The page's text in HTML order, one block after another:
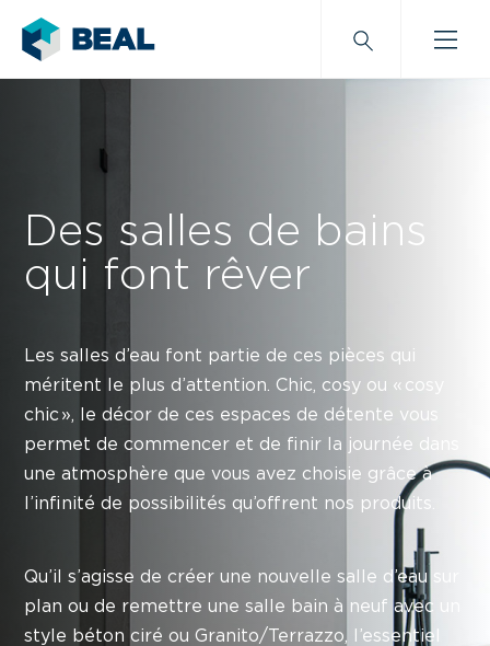
Des salles de bains
qui font rêver
Les salles d’eau font partie de ces pièces qui
méritent le plus d’attention. Chic, cosy ou « cosy
chic », le décor de ces espaces de détente vous
permet de commencer et de finir la journée dans
une atmosphère que vous avez choisie grâce à
l’infinité de possibilités qu’offrent nos produits.
Qu’il s’agisse de créer une nouvelle salle d’eau sur
plan oude remettre une salle bain à neuf avec un
style béton ciré ou Granito/Terrazzo,
l’essentiel